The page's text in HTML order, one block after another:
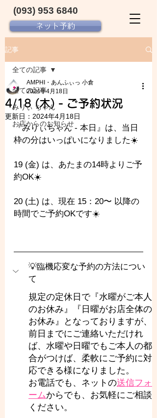
ネット予約
(093) 953 6840‬
記事
全ての記事
みりぃ ちゃん
お店からのお知らせ
全ての記事
4/18 (木) - ご予約状況
AMPHI・あんふぃっ 小倉
2024年4月18日
更新日： 2024年4月18日
『みりぃちゃん - 本日』は、当日
枠の分はいっぱいになりました☀️
19 (金) は、あたまの14時よりご予
約OK☀️
20 (土) は、現在 15：20〜 以降の
時間でご予約OKです☀️
💡臨機応変な予約の方法につい
て
規定の定休日で『水曜がご本人
のお休み』『日曜がお店全体の
お休み』となっておりますが、
前日までにご連絡いただけれ
ば、水曜や日曜でもご本人の都
合がつけば、柔軟にご予約に対
応できる様になりました。
お電話でも、ネットの送信フォ
ームからでも、お気軽にご相談
ください。